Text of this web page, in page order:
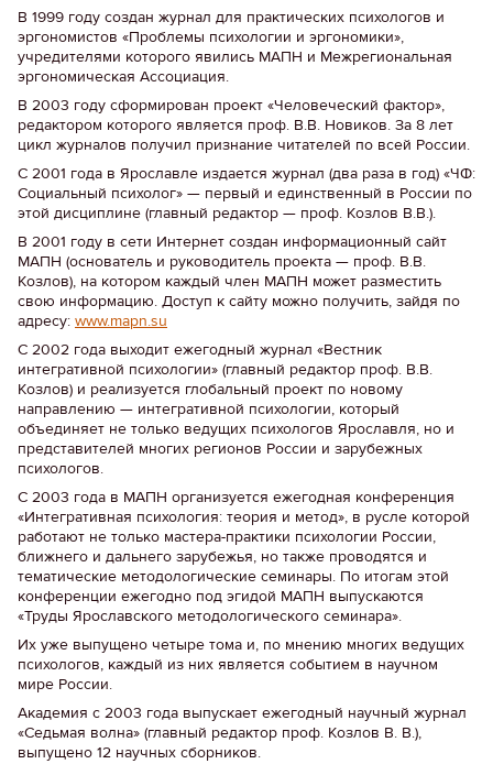
В 1999 году создан журнал для практических психологов и
эргономистов «Проблемы психологии и эргономики»,
учредителями которого явились МАПН и Межрегиональная
эргономическая Ассоциация.
В 2003 году сформирован проект «Человеческий фактор»,
редактором которого является проф. В.В. Новиков. За 8 лет
цикл журналов получил признание читателей по всей России.
С 2001 года в Ярославле издается журнал (два раза в год) «ЧФ:
Социальный психолог» — первый и единственный в России по
этой дисциплине (главный редактор — проф. Козлов В.В.).
В 2001 году в сети Интернет создан информационный сайт
МАПН (основатель и руководитель проекта — проф. В.В.
Козлов), на котором каждый член МАПН может разместить
свою информацию. Доступ к сайту можно получить, зайдя по
адресу: www.mapn.su
С 2002 года выходит ежегодный журнал «Вестник
интегративной психологии» (главный редактор проф. В.В.
Козлов) и реализуется глобальный проект по новому
направлению — интегративной психологии, который
объединяет не только ведущих психологов Ярославля, но и
представителей многих регионов России и зарубежных
психологов.
С 2003 года в МАПН организуется ежегодная конференция
«Интегративная психология: теория и метод», в русле которой
работают не только мастера-практики психологии России,
ближнего и дальнего зарубежья, но также проводятся и
тематические методологические семинары. По итогам этой
конференции ежегодно под эгидой МАПН выпускаются
«Труды Ярославского методологического семинара».
Их уже выпущено четыре тома и, по мнению многих ведущих
психологов, каждый из них является событием в научном
мире России.
Академия с 2003 года выпускает ежегодный научный журнал
«Седьмая волна» (главный редактор проф. Козлов В. В.),
выпущено 12 научных сборников.